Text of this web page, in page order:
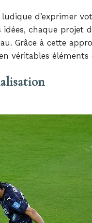
d’exprimer
chaque projet
Grâce à cette
véritables éléments